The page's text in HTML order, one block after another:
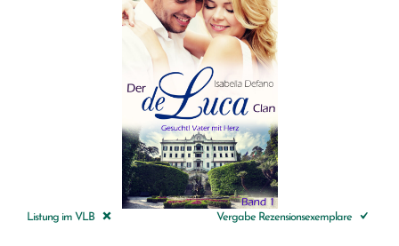
Listung im VLB Vergabe Rezensionsexemplare